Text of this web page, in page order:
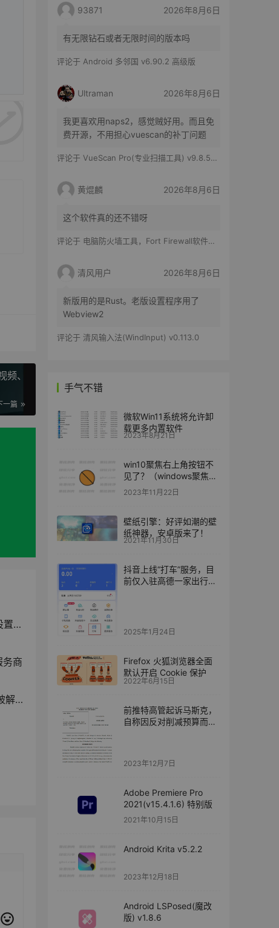
、
一篇
）
务商
雇
93871 2026年8月6日
有无限钻石或者无限时间的版本吗
评论于 Android 多邻国 v6.90.2 高级版
Ultraman 2026年8月6日
我更喜欢用naps2，感觉贼好用。而且免
费开源，不用担心vuescan的补丁问题
评论于 VueScan Pro(专业扫描工具) v9.8.56.11 修改版
黄焜麟 2026年8月6日
这个软件真的还不错呀
评论于 电脑防火墙工具，Fort Firewall软件体验
清风用户 2026年8月6日
新版用的是Rust。老版设置程序用了
Webview2
评论于 清风输入法(WindInput) v0.113.0
手气不错
微软Win11系统将允许卸
载更多内置软件
2023年8月21日
win10聚焦右上角按钮不
见了？（windows聚焦设
置为桌面）
2023年11月22日
壁纸引擎：好评如潮的壁
纸神器，安卓版来了！
2021年11月30日
抖音上线“打车”服务，目
前仅入驻高德一家出行服
2025年1月24日
Firefox 火狐浏览器全面
默认开启 Cookie 保护
2022年6月15日
前推特高管起诉马斯克，
自称因反对削减预算而被
2023年12月7日
Adobe Premiere Pro
2021(v15.4.1.6) 特别版
2021年10月15日
Android Krita v5.2.2
2023年12月18日
Android LSPosed(魔改
版) v1.8.6